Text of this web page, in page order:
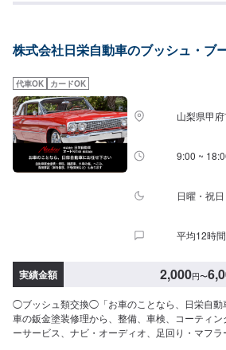
にてお問い合わせ【2】お見積り【3】お見積り
ツ持ち込みについて-----パーツの持ち込み可能で
業中は代車をご利用ください。※代車の燃料代は
ります。-----ご来店時の注意、受付方法-----当工
線御坂みち沿いになります。入庫の際はお気をつ
スペースは事務所前の空いているスペースに駐車
ッフへ「メンテモで予約しました」とお伝えくだ
【定休日・営業時間】定休日：日曜日、祝日営業
株式会社日栄自動車のブッシュ・ブ
代車OK カードOK
山梨県甲
9:00 ~
日曜・祝日
平均12時
実績金額 2,000円〜
◯ブッシュ類交換◯「お車のことなら、日栄自動
車の鈑金塗装修理から、整備、車検、コーティ
ーサービス、ナビ・オーディオ、足回り・マフ